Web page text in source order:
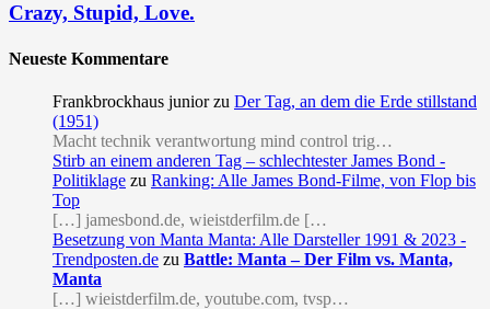
Crazy, Stupid, Love.
Neueste Kommentare
Frankbrockhaus junior zu Der Tag, an dem die Erde stillstand
(1951)
Macht technik verantwortung mind control trig…
Stirb an einem anderen Tag – schlechtester James Bond -
Politiklage zu Ranking: Alle James Bond-Filme, von Flop bis
Top
[…] jamesbond.de, wieistderfilm.de […
Besetzung von Manta Manta: Alle Darsteller 1991 & 2023 -
Trendposten.de zu Battle: Manta – Der Film vs. Manta,
Manta
[…] wieistderfilm.de, youtube.com, tvsp…